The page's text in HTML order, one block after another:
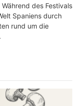
des Festivals
Spaniens durch
rund um die